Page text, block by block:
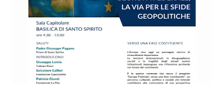
si va via via sfaldando. Da più parti si presentano report
molto critici, come quello ben documentato di Draghi. Lo
stesso piglio critico lo ritroviamo in diversi interventi di
Romano Prodi e di altri leader e intellettuali sinceramente
europeisti. Ma a ben ve...